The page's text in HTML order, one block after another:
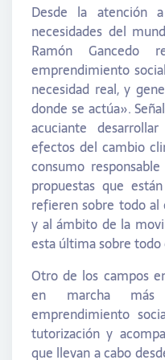
Desde la atención
necesidades del
Ramón Gancedo
emprendimiento
necesidad real, y
donde se actúa».
acuciante
efectos del cambio
consumo
propuestas que
refieren sobre todo
y al ámbito de la
esta última sobre
Otro de los campos
en marcha más
emprendimiento
tutorización y
que llevan a cabo